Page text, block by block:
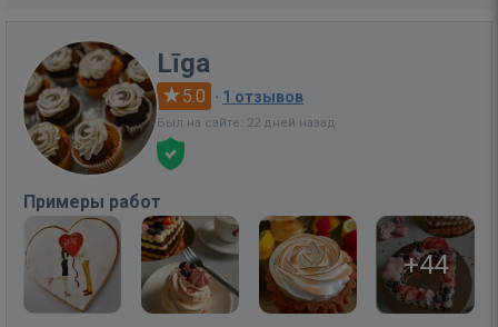
Līga
5.0 · 1 отзывов
Был на сайте: 22 дней назад
Примеры работ
+44